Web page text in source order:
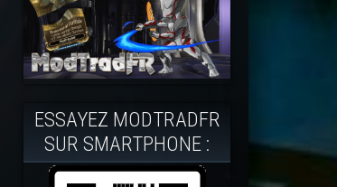
ESSAYEZ MODTRADFR
SUR SMARTPHONE :